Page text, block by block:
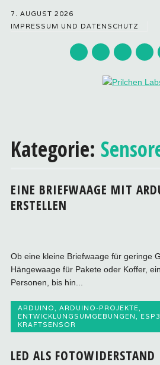
7. AUGUST 2026
IMPRESSUM UND DATENSCHUTZ
springen
Kategorie:
EINE BRIEFWAAGE MIT
ERSTELLEN
Ob eine kleine Briefwaage für geringe
Hängewaage für Pakete oder Koffer,
Personen, bis hin...
ARDUINO,ARDUINO-PROJEKTE,
ENTWICKLUNGSUMGEBUNGEN,
KRAFTSENSOR
LED ALS FOTOWIDERSTAND